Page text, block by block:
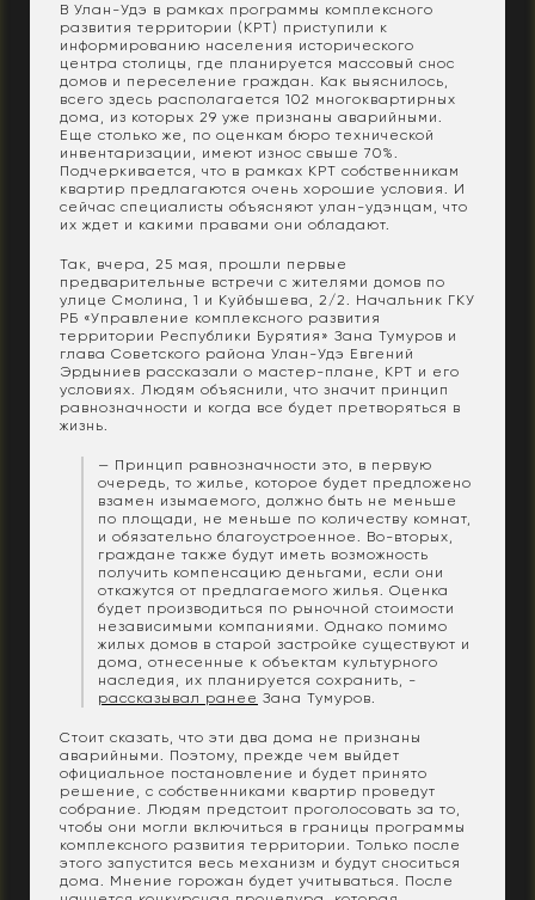
В Улан-Удэ в рамках программы комплексного
развития территории (КРТ) приступили к
информированию населения исторического
центра столицы, где планируется массовый снос
домов и переселение граждан. Как выяснилось,
всего здесь располагается 102 многоквартирных
дома, из которых 29 уже признаны аварийными.
Еще столько же, по оценкам бюро технической
инвентаризации, имеют износ свыше 70%.
Подчеркивается, что в рамках КРТ собственникам
квартир предлагаются очень хорошие условия. И
сейчас специалисты объясняют улан-удэнцам, что
их ждет и какими правами они обладают.
Так, вчера, 25 мая, прошли первые
предварительные встречи с жителями домов по
улице Смолина, 1 и Куйбышева, 2/2. Начальник ГКУ
РБ «Управление комплексного развития
территории Республики Бурятия» Зана Тумуров и
глава Советского района Улан-Удэ Евгений
Эрдыниев рассказали о мастер-плане, КРТ и его
условиях. Людям объяснили, что значит принцип
равнозначности и когда все будет претворяться в
жизнь.
— Принцип равнозначности это, в первую
очередь, то жилье, которое будет предложено
взамен изымаемого, должно быть не меньше
по площади, не меньше по количеству комнат,
и обязательно благоустроенное. Во-вторых,
граждане также будут иметь возможность
получить компенсацию деньгами, если они
откажутся от предлагаемого жилья. Оценка
будет производиться по рыночной стоимости
независимыми компаниями. Однако помимо
жилых домов в старой застройке существуют и
дома, отнесенные к объектам культурного
наследия, их планируется сохранить, -
рассказывал ранее Зана Тумуров.
Стоит сказать, что эти два дома не признаны
аварийными. Поэтому, прежде чем выйдет
официальное постановление и будет принято
решение, с собственниками квартир проведут
собрание. Людям предстоит проголосовать за то,
чтобы они могли включиться в границы программы
комплексного развития территории. Только после
этого запустится весь механизм и будут сноситься
дома. Мнение горожан будет учитываться. После